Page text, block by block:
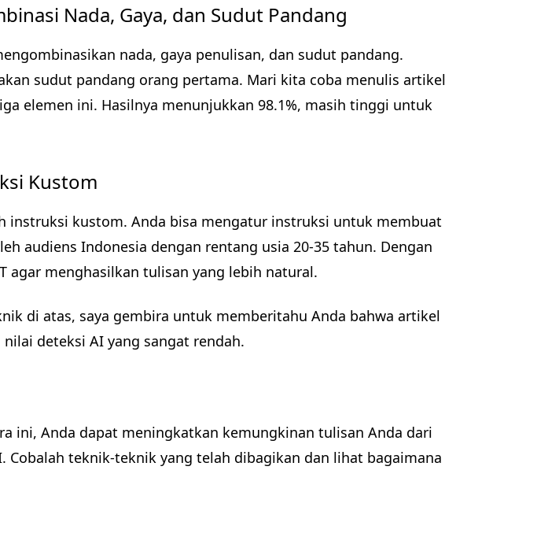
Nada, Gaya, dan Sudut Pandang
nada, gaya penulisan, dan sudut pandang.
sudut pandang orang pertama. Mari kita coba menulis artikel
elemen ini. Hasilnya menunjukkan 98.1%, masih tinggi untuk
Kustom
instruksi kustom. Anda bisa mengatur instruksi untuk membuat
audiens Indonesia dengan rentang usia 20-35 tahun. Dengan
agar menghasilkan tulisan yang lebih natural.
di atas, saya gembira untuk memberitahu Anda bahwa artikel
deteksi AI yang sangat rendah.
ini, Anda dapat meningkatkan kemungkinan tulisan Anda dari
Cobalah teknik-teknik yang telah dibagikan dan lihat bagaimana